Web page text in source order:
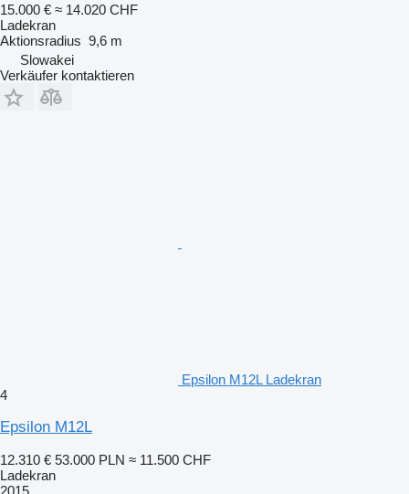
15.000 € ≈ 14.020 CHF
Ladekran
Aktionsradius 9,6 m
Slowakei
Verkäufer kontaktieren
Epsilon M12L Ladekran
4
Epsilon M12L
12.310 € 53.000 PLN ≈ 11.500 CHF
Ladekran
2015